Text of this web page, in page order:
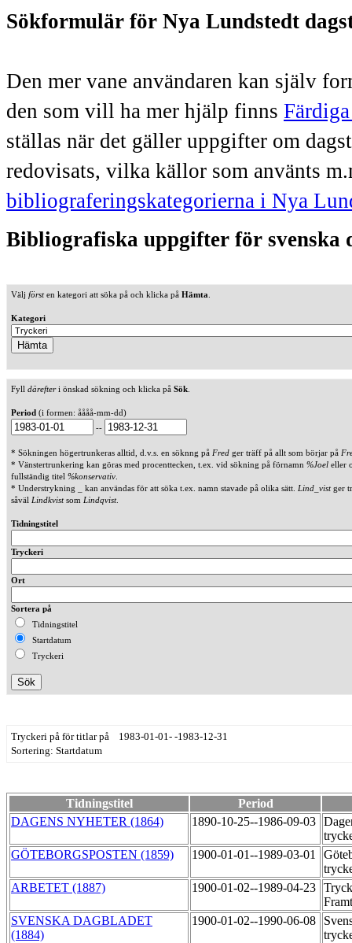
Sökformulär för Nya Lundstedt
Den mer vane användaren kan själv
den som vill ha mer hjälp finns
ställas när det gäller uppgifter om
redovisats, vilka källor som använts
bibliograferingskategorierna i Nya
Bibliografiska uppgifter för svenska
Välj försten kategori att söka på och klicka på Hämta
Kategori
Fyll därefteri önskad sökning och klicka på Sök
Period (i formen: åååå-mm-dd)
--
* Sökningen högertrunkeras alltid, d.v.s. en söknng på Fred ger träff på allt som börjar på
* Vänstertrunkering kan göras med procenttecken, t.ex. vid sökning på förnamn %Joel eller
fullständig titel %konservativ
* Understrykning _ kan användas för att söka t.ex. namn stavade på olika sätt. Lind_vistger
såväl Lindkvistsom Lindqvist.
Tidningstitel
Tryckeri
Ort
Sortera på
Tidningstitel
Startdatum
Tryckeri
Tryckeri på för titlar på 1983-01-01- -1983-12-31
Sortering: Startdatum
Tidningstitel
Period
DAGENS NYHETER (1864)
1890-10-25--1986-09-03
GÖTEBORGSPOSTEN (1859)
1900-01-01--1989-03-01
ARBETET (1887)
1900-01-02--1989-04-23
SVENSKA DAGBLADET
(1884)
1900-01-02--1990-06-08